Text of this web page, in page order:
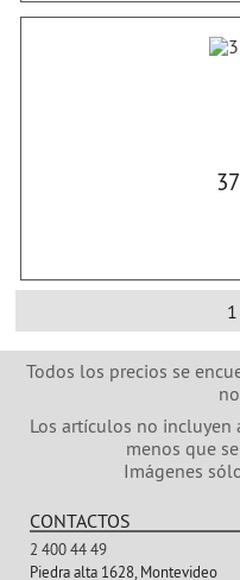
1
Todos los precios se
Los artículos no incluyen
menos que
Imágenes
CONTACTOS
2 400 44 49
Piedra alta 1628, Montevideo